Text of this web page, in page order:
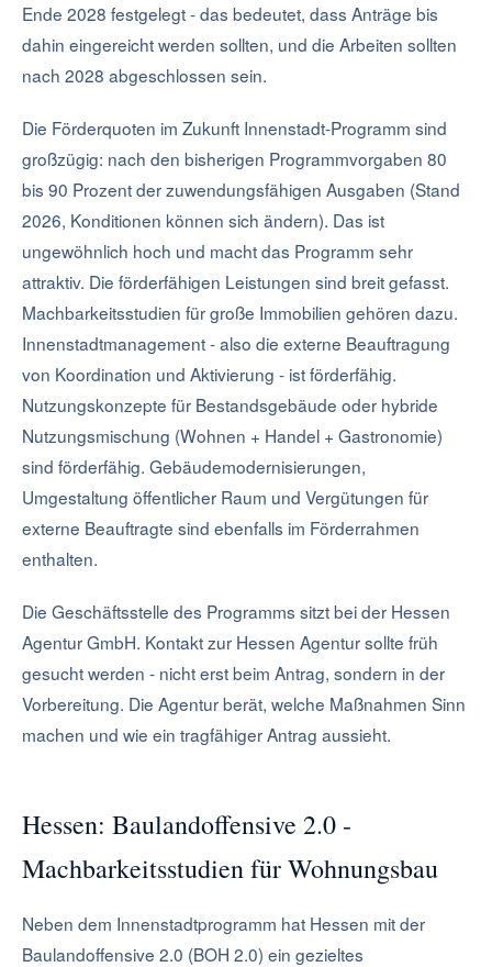
Ende 2028 festgelegt - das bedeutet, dass Anträge bis
dahin eingereicht werden sollten, und die Arbeiten sollten
nach 2028 abgeschlossen sein.
Die Förderquoten im Zukunft Innenstadt-Programm sind
großzügig: nach den bisherigen Programmvorgaben 80
bis 90 Prozent der zuwendungsfähigen Ausgaben (Stand
2026, Konditionen können sich ändern). Das ist
ungewöhnlich hoch und macht das Programm sehr
attraktiv. Die förderfähigen Leistungen sind breit gefasst.
Machbarkeitsstudien für große Immobilien gehören dazu.
Innenstadtmanagement - also die externe Beauftragung
von Koordination und Aktivierung - ist förderfähig.
Nutzungskonzepte für Bestandsgebäude oder hybride
Nutzungsmischung (Wohnen + Handel + Gastronomie)
sind förderfähig. Gebäudemodernisierungen,
Umgestaltung öffentlicher Raum und Vergütungen für
externe Beauftragte sind ebenfalls im Förderrahmen
enthalten.
Die Geschäftsstelle des Programms sitzt bei der Hessen
Agentur GmbH. Kontakt zur Hessen Agentur sollte früh
gesucht werden - nicht erst beim Antrag, sondern in der
Vorbereitung. Die Agentur berät, welche Maßnahmen Sinn
machen und wie ein tragfähiger Antrag aussieht.
Hessen: Baulandoffensive 2.0 -
Machbarkeitsstudien für Wohnungsbau
Neben dem Innenstadtprogramm hat Hessen mit der
Baulandoffensive 2.0 (BOH 2.0) ein gezieltes